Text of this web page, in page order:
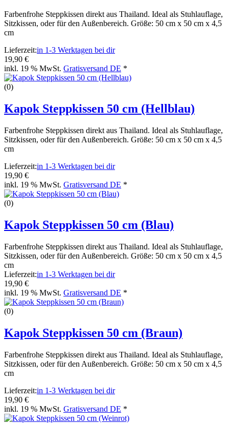
Farbenfrohe Steppkissen direkt aus Thailand. Ideal als Stuhlauflage,
Sitzkissen, oder für den Außenbereich. Größe: 50 cm x 50 cm x 4,5
cm
Lieferzeit:in 1-3 Werktagen bei dir
19,90 €
inkl. 19 % MwSt. Gratisversand DE *
(0)
Kapok Steppkissen 50 cm (Hellblau)
Farbenfrohe Steppkissen direkt aus Thailand. Ideal als Stuhlauflage,
Sitzkissen, oder für den Außenbereich. Größe: 50 cm x 50 cm x 4,5
cm
Lieferzeit:in 1-3 Werktagen bei dir
19,90 €
inkl. 19 % MwSt. Gratisversand DE *
(0)
Kapok Steppkissen 50 cm (Blau)
Farbenfrohe Steppkissen direkt aus Thailand. Ideal als Stuhlauflage,
Sitzkissen, oder für den Außenbereich. Größe: 50 cm x 50 cm x 4,5
cm
Lieferzeit:in 1-3 Werktagen bei dir
19,90 €
inkl. 19 % MwSt. Gratisversand DE *
(0)
Kapok Steppkissen 50 cm (Braun)
Farbenfrohe Steppkissen direkt aus Thailand. Ideal als Stuhlauflage,
Sitzkissen, oder für den Außenbereich. Größe: 50 cm x 50 cm x 4,5
cm
Lieferzeit:in 1-3 Werktagen bei dir
19,90 €
inkl. 19 % MwSt. Gratisversand DE *